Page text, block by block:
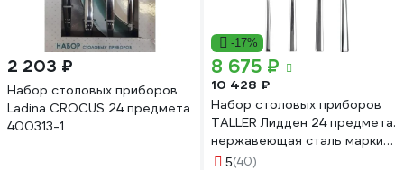
2 203 ₽
Набор столовых приборов
Ladina CROCUS 24 предмета
400313-1
-17%
8 675 ₽
10 428 ₽
Набор столовых приборов
TALLER Лидден 24 предмета.
нержавеющая сталь марки
18/10 TR-21606
5(40)